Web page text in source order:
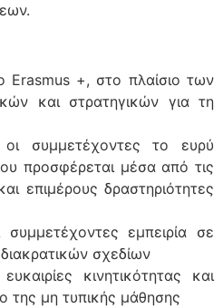
Erasmus +, στο πλαίσιο των
και στρατηγικών για τη
συμμετέχοντες το ευρύ
προσφέρεται μέσα από τις
επιμέρους δραστηριότητες
εμπειρία σε
σχεδίων
κινητικότητας και
της μη τυπικής μάθησης